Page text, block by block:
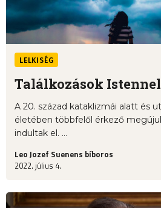
LELKISÉG
Találkozások Istennel
A 20. század kataklizmái alatt és
életében többfelől érkező
indultak el. ...
Leo Jozef Suenens bíboros
2022. július 4.